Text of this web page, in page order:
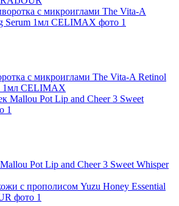
с микроиглами The Vita-A Retinol
1мл CELIMAX
Pot Lip and Cheer 3 Sweet Whisper